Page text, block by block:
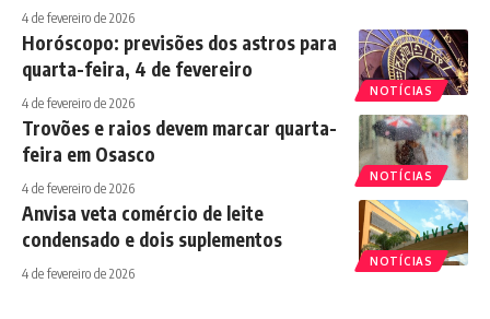
4 de fevereiro de 2026
NOTÍCIAS
Horóscopo: previsões dos astros para
quarta-feira, 4 de fevereiro
4 de fevereiro de 2026
NOTÍCIAS
Trovões e raios devem marcar quarta-
feira em Osasco
4 de fevereiro de 2026
NOTÍCIAS
Anvisa veta comércio de leite
condensado e dois suplementos
4 de fevereiro de 2026